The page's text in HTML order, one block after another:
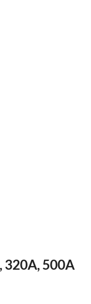
320A, 500A